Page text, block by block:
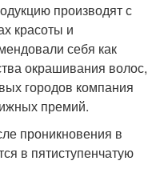
производят с
красоты и
себя как
окрашивания волос,
городов компания
премий.
проникновения в
в пятиступенчатую